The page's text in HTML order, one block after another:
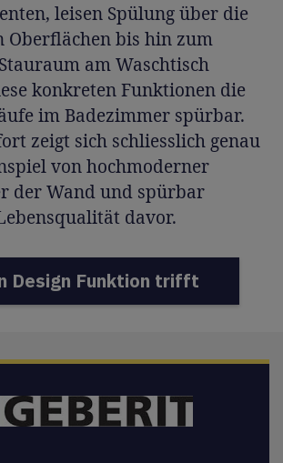
leisen Spülung über die
Oberflächen bis hin zum
am Waschtisch
konkreten Funktionen die
im Badezimmer spürbar.
zeigt sich schliesslich genau
von hochmoderner
der Wand und spürbar
davor.
Design Funktion trifft